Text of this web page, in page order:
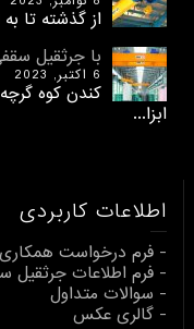
از گذشته تا
با جرثقیل
6 اکتبر, 2023
کندن کوه
ابزا...
اطلاعات کاربردی
- فرم درخواست همکاری
- فرم اطلاعات جرثقیل
- سوالات متداول
- گالری عکس